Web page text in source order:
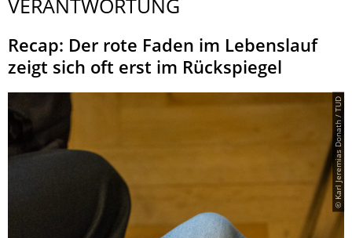
VERANTWORTUNG
Recap: Der rote Faden im Lebenslauf
zeigt sich oft erst im Rückspiegel
© Karl Jeremias Donath / TUD